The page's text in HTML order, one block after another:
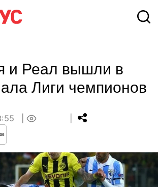
и Реал вышли в
Лиги чемпионов